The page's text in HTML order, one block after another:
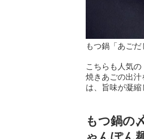
もつ鍋「あごだ
こちらも人気の
焼きあごの出
は、旨味が凝縮
もつ鍋の